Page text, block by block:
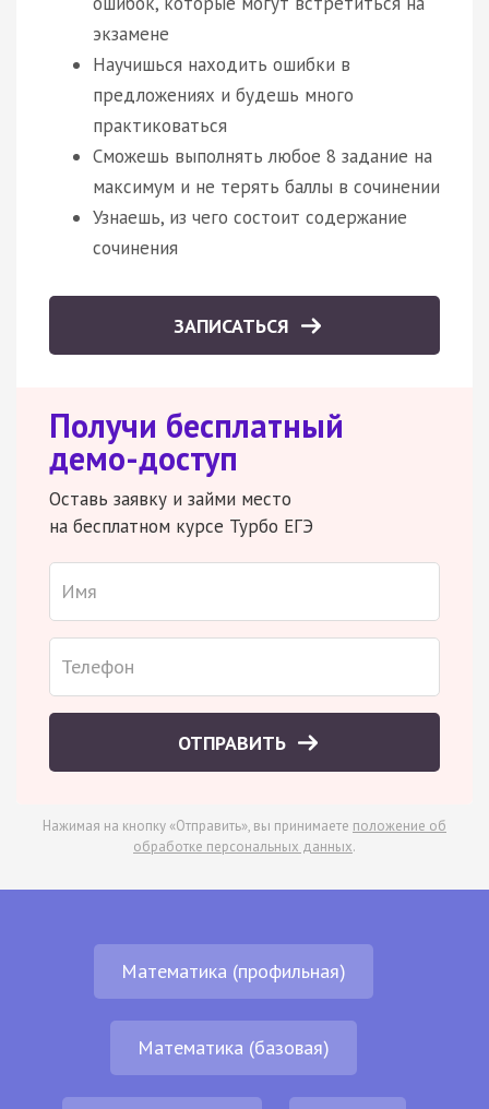
экзамене
Научишься находить ошибки в
предложениях и будешь много
практиковаться
Сможешь выполнять любое 8 задание на
максимум и не терять баллы в сочинении
Узнаешь, из чего состоит содержание
сочинения
ЗАПИСАТЬСЯ
Получи бесплатный
демо-доступ
Оставь заявку и займи место
на бесплатном курсе Турбо ЕГЭ
ОТПРАВИТЬ
Нажимая на кнопку «Отправить», вы принимаете положение об
обработке персональных данных.
Математика (профильная)
Математика (базовая)